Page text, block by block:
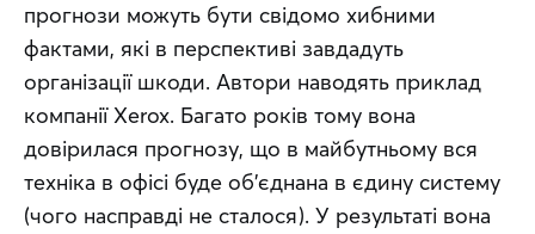
прогнози можуть бути свідомо хибними
фактами, які в перспективі завдадуть
організації шкоди. Автори наводять приклад
компанії Xerox. Багато років тому вона
довірилася прогнозу, що в майбутньому вся
техніка в офісі буде об’єднана в єдину систему
(чого насправді не сталося). У результаті вона